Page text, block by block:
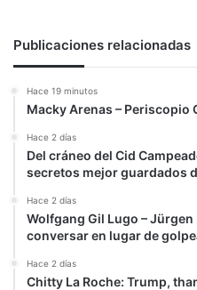
Publicaciones relacionadas
Hace 19 minutos
Macky Arenas – Periscopio
Hace 2 días
Del cráneo del Cid
secretos mejor guardados
Hace 2 días
Wolfgang Gil Lugo –
conversar en lugar de
Hace 2 días
Chitty La Roche: Trump,